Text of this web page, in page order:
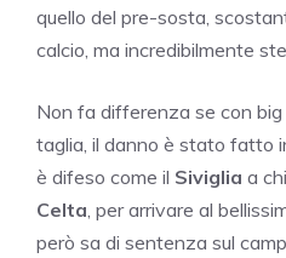
quello del pre-sosta,
calcio, ma incredibilmente
Non fa differenza se con big
taglia, il danno è stato fatto
è difeso come il Siviglia a
Celta, per arrivare al
però sa di sentenza sul